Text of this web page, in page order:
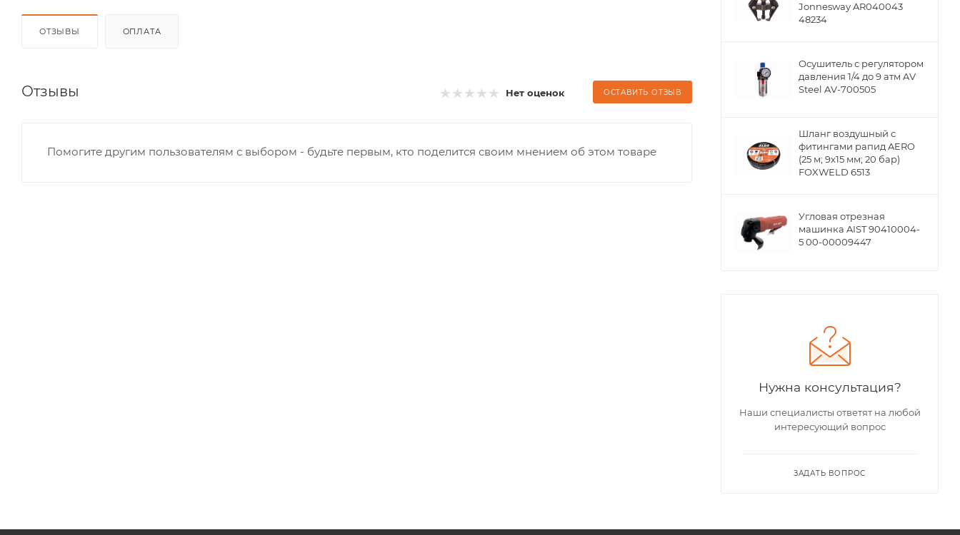
ОТЗЫВЫ ОПЛАТА
Отзывы Нет оценок ОСТАВИТЬ ОТЗЫВ
Помогите другим пользователям с выбором - будьте первым, кто поделится своим мнением об этом товаре
Jonnesway AR040043
48234
Осушитель с регулятором
давления 1/4 до 9 атм AV
Steel AV-700505
Шланг воздушный с
фитингами рапид AERO
(25 м; 9x15 мм; 20 бар)
FOXWELD 6513
Угловая отрезная
машинка AIST 90410004-
5 00-00009447
Нужна консультация?
Наши специалисты ответят на любой
интересующий вопрос
ЗАДАТЬ ВОПРОС